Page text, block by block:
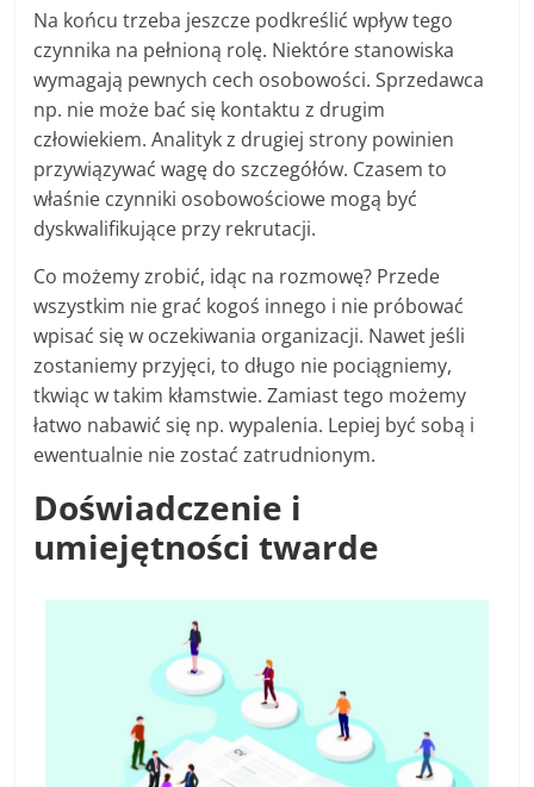
Na końcu trzeba jeszcze podkreślić wpływ tego
czynnika na pełnioną rolę. Niektóre stanowiska
wymagają pewnych cech osobowości. Sprzedawca
np. nie może bać się kontaktu z drugim
człowiekiem. Analityk z drugiej strony powinien
przywiązywać wagę do szczegółów. Czasem to
właśnie czynniki osobowościowe mogą być
dyskwalifikujące przy rekrutacji.
Co możemy zrobić, idąc na rozmowę? Przede
wszystkim nie grać kogoś innego i nie próbować
wpisać się w oczekiwania organizacji. Nawet jeśli
zostaniemy przyjęci, to długo nie pociągniemy,
tkwiąc w takim kłamstwie. Zamiast tego możemy
łatwo nabawić się np. wypalenia. Lepiej być sobą i
ewentualnie nie zostać zatrudnionym.
Doświadczenie i
umiejętności twarde